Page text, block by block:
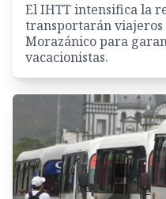
El IHTT intensifica la
transportarán
Morazánico para
vacacionistas.